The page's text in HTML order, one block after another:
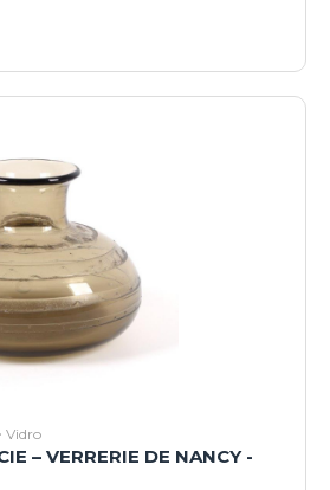
Vidro
– VERRERIE DE NANCY -